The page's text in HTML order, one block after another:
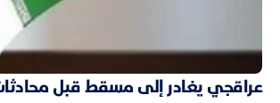
عراقجي يغادر إلى مسقط قبل محادثات